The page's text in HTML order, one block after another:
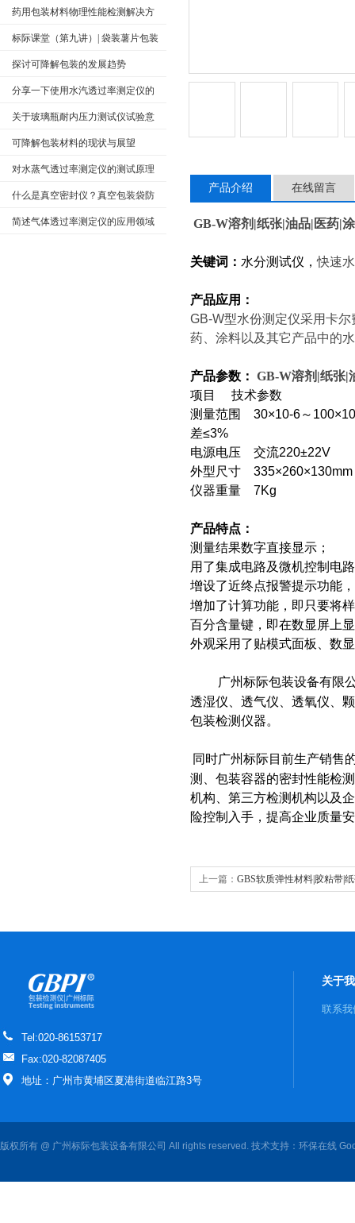
影响么？
药用包装材料物理性能检测解决方
标际课堂（第九讲）| 袋装薯片包装
内气体成分测试方法
探讨可降解包装的发展趋势
分享一下使用水汽透过率测定仪的
步骤关于玻璃瓶耐内压力测试仪试验意
义、步骤及其原理
可降解包装材料的现状与展望
对水蒸气透过率测定仪的测试原理
你了解的多么
什么是真空密封仪？真空包装袋防
潮密封性能如何检测？
简述气体透过率测定仪的应用领域
产品介绍 在线留言
GB-W溶剂|纸张|油品|医药|
关键词： 水分测试仪，快速
产品应用：
GB-W型水份测定仪采用卡
药、涂料以及其它产品中的
产品参数： GB-W溶剂|纸张|
项目 技术参数
测量范围 30×10-6～
差≤3%
电源电压 交流220±22V
外型尺寸 335×260×130mm
仪器重量 7Kg
产品特点：
测量结果数字直接显示；
用了集成电路及微机控制电
增设了近终点报警提示功能
增加了计算功能，即只要将
百分含量键，即在数显屏上
外观采用了贴模式面板、数
广州标际包装设备有限公
透湿仪、透气仪、透氧仪、
包装检测仪器。
同时广州标际目前生产销售
测、包装容器的密封性能检
机构、第三方检测机构以及
险控制入手，提高企业质量
上一篇： GBS软质弹性材料|胶粘带|
Tel:020-86153717
Fax:020-82087405
地址：广州市黄埔区夏港街道临江路3号
关于
联系我
版权所有 @ 广州标际包装设备有限公司 All rights reserved. 技术支持： 环保在线